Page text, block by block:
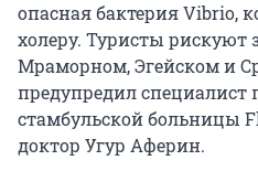
опасная бактерия Vibrio,
холеру. Туристы рискуют
Мраморном, Эгейском и
предупредил специалист
стамбульской больницы
доктор Угур Аферин.